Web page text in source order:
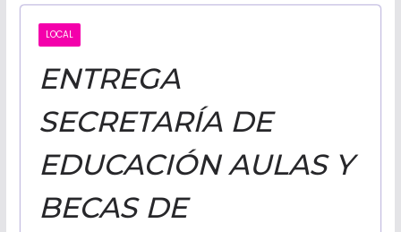
LOCAL
ENTREGA
SECRETARÍA DE
EDUCACIÓN AULAS Y
BECAS DE